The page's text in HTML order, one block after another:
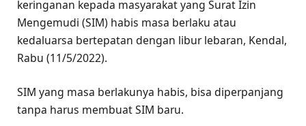
keringanan kepada masyarakat yang Surat Izin
Mengemudi (SIM) habis masa berlaku atau
kedaluarsa bertepatan dengan libur lebaran, Kendal,
Rabu (11/5/2022).
SIM yang masa berlakunya habis, bisa diperpanjang
tanpa harus membuat SIM baru.